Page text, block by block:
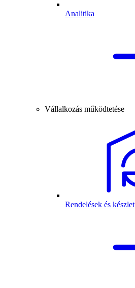
Analitika
Vállalkozás működtetése
Rendelések és készlet